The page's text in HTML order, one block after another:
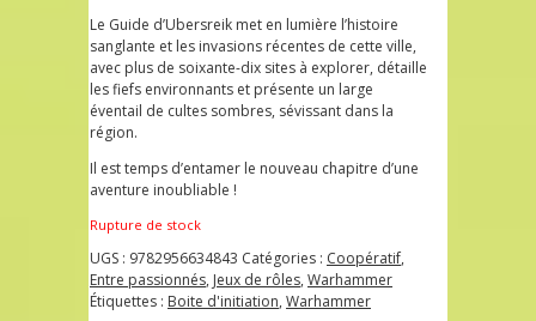
Le Guide d’Ubersreik met en lumière l’histoire
sanglante et les invasions récentes de cette ville,
avec plus de soixante-dix sites à explorer, détaille
les fiefs environnants et présente un large
éventail de cultes sombres, sévissant dans la
région.
Il est temps d’entamer le nouveau chapitre d’une
aventure inoubliable !
Rupture de stock
UGS : 9782956634843 Catégories : Coopératif,
Entre passionnés, Jeux de rôles, Warhammer
Étiquettes : Boite d'initiation, Warhammer